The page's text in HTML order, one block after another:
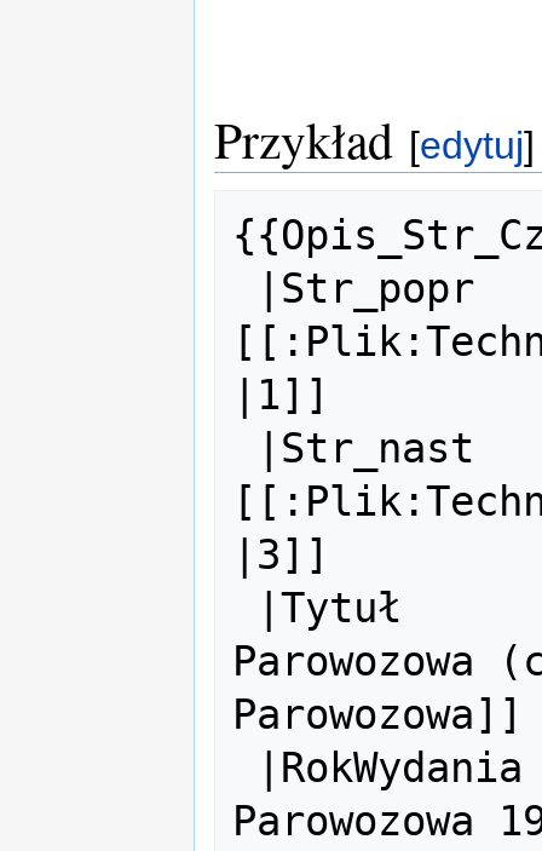
Przykład [edytuj]
|1]]
|3]]
Parowozowa
Parowozowa]]
Parowozowa